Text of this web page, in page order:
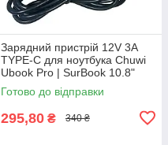
Зарядний пристрій 12V 3A
TYPE-C для ноутбука Chuwi
Ubook Pro | SurBook 10.8"
12.3, Ubook 11.6 / HTEX H16
Pro
Готово до відправки
295,80 ₴ 340 ₴